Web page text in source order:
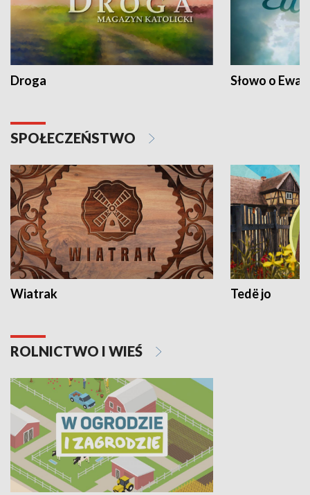
Droga Słowo o
SPOŁECZEŃSTWO
Wiatrak Tedë jo
ROLNICTWO I WIEŚ